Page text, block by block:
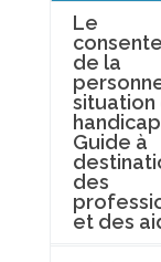
Le
de la
situation
Guide à
des
et des